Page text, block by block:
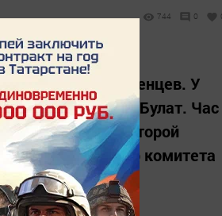
744 0
двое младенцев. У
родился сын Булат. Час
из Апастова, у которой
исполнительного комитета